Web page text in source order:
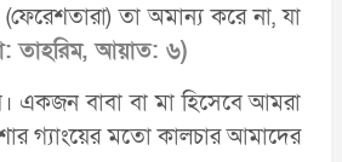
তা অমান্য করে না, যা
তাহরিম, আয়াত: ৬)
একজন বাবা বা মা হিসেবে আমরা
গ্যাংয়ের মতো কালচার আমাদের